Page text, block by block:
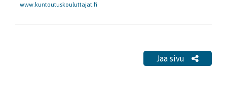
www.kuntoutuskouluttajat.fi
Jaa sivu